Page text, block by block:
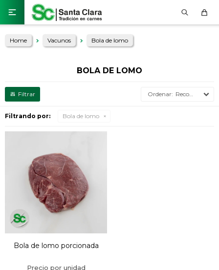

Home Vacunos Bola de lomo
BOLA DE LOMO
Recomendados
Filtrando por: Bola de lomo
Bola de lomo porcionada